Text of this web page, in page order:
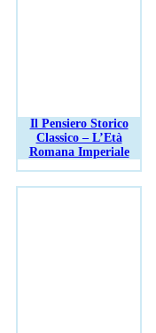
Il Pensiero Storico
Classico – L’Età
Romana Imperiale